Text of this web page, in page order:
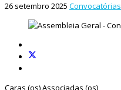
26 setembro 2025 Convocatórias
Caras (os) Associadas (os),